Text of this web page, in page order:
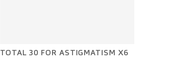
TOTAL 30 FOR ASTIGMATISM X6